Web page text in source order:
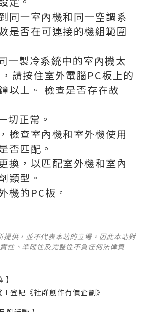
同一室內機和同一空調系
是否在可連接的機組範圍
一製冷系統中的室內機太
請按住室外電腦PC板上的
以上。 檢查是否存在故
切正常。
檢查室內機和室外機使用
否匹配。
換，以匹配室外機和室內
類型。
機的PC板。
提供，並不代表本站的立場。因此本站對
性、準確性及完整性不負任何法律責
l 登記《社群創作有價企劃》